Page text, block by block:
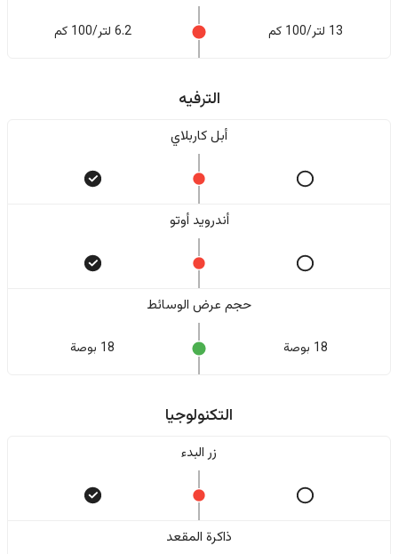
13 لتر/100 كم 6.2 لتر/100 كم
الترفيه
أبل كاربلاي
أندرويد أوتو
حجم عرض الوسائط
18 بوصة 18 بوصة
التكنولوجيا
زر البدء
ذاكرة المقعد